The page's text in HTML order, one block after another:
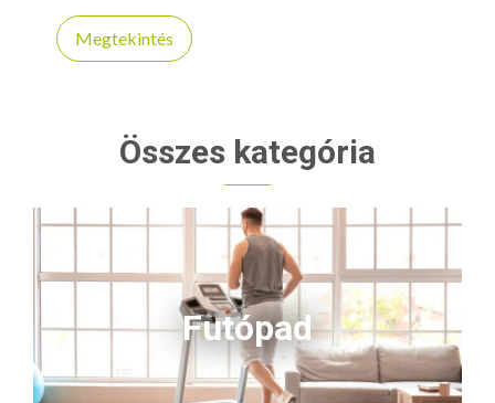
pihenéshez kempingezés vagy
strandolás közben.
Megtekintés
Összes kategória
Futópad